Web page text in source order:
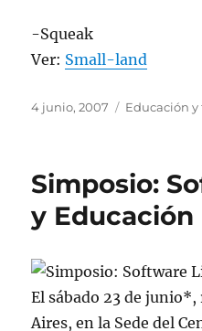
-Squeak
Ver: Small-land
Publicado
4 junio, 2007 Categorías
Educación
Simposio:
y Educación
El sábado 23 de
Aires, en la Sede del